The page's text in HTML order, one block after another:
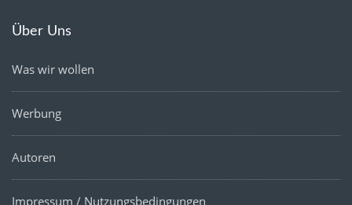
Über Uns
Was wir wollen
Werbung
Autoren
Impressum / Nutzungsbedingungen